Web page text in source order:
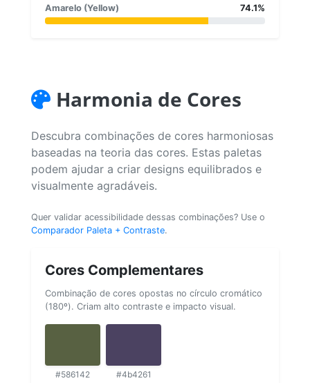
Amarelo (Yellow) 74.1%
Harmonia de Cores
Descubra combinações de cores harmoniosas
baseadas na teoria das cores. Estas paletas
podem ajudar a criar designs equilibrados e
visualmente agradáveis.
Quer validar acessibilidade dessas combinações? Use o
Comparador Paleta + Contraste.
Cores Complementares
Combinação de cores opostas no círculo cromático
(180º). Criam alto contraste e impacto visual.
#586142 #4b4261